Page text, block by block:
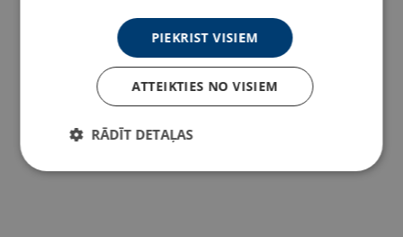
PIEKRIST VISIEM
ATTEIKTIES NO VISIEM
RĀDĪT DETAĻAS